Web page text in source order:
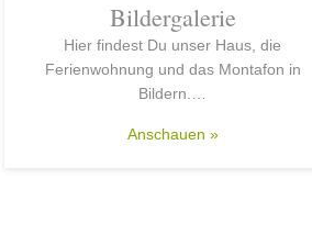
Bildergalerie
Hier findest Du unser Haus, die
Ferienwohnung und das Montafon in
Bildern.…
Anschauen »